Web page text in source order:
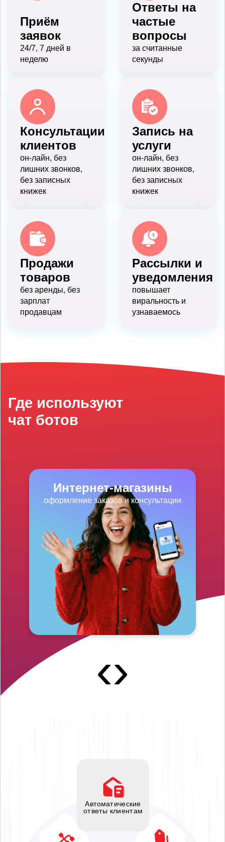
Приём
заявок
24/7, 7 дней в
неделю
Ответы на
частые
вопросы
за считанные
секунды
Консультации
клиентов
он-лайн, без
лишних звонков,
без записных
книжек
Запись на
услуги
он-лайн, без
лишних звонков,
без записных
книжек
Продажи
товаров
без аренды, без
зарплат
продавцам
Рассылки и
уведомления
повышает
виральность и
узнаваемось
Где используют
чат ботов
Интернет-магазины
оформление заказов и консультации
‹›
Автоматические
ответы клиентам